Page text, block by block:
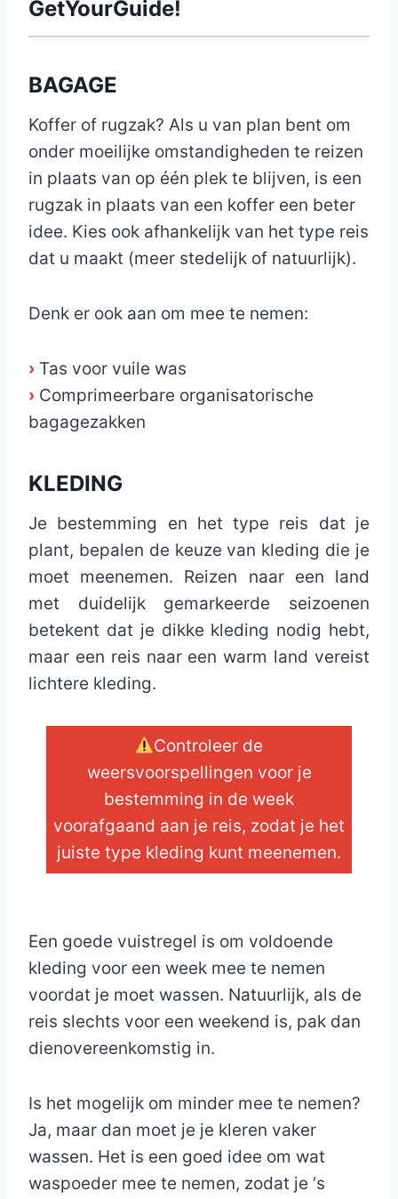
GetYourGuide!
BAGAGE
Koffer of rugzak? Als u van plan bent om
onder moeilijke omstandigheden te reizen
in plaats van op één plek te blijven, is een
rugzak in plaats van een koffer een beter
idee. Kies ook afhankelijk van het type reis
dat u maakt (meer stedelijk of natuurlijk).
Denk er ook aan om mee te nemen:
› Tas voor vuile was
› Comprimeerbare organisatorische
bagagezakken
KLEDING
Je bestemming en het type reis dat je
plant, bepalen de keuze van kleding die je
moet meenemen. Reizen naar een land
met duidelijk gemarkeerde seizoenen
betekent dat je dikke kleding nodig hebt,
maar een reis naar een warm land vereist
lichtere kleding.
Controleer de
weersvoorspellingen voor je
bestemming in de week
voorafgaand aan je reis, zodat je het
juiste type kleding kunt meenemen.
Een goede vuistregel is om voldoende
kleding voor een week mee te nemen
voordat je moet wassen. Natuurlijk, als de
reis slechts voor een weekend is, pak dan
dienovereenkomstig in.
Is het mogelijk om minder mee te nemen?
Ja, maar dan moet je je kleren vaker
wassen. Het is een goed idee om wat
waspoeder mee te nemen, zodat je ‘s